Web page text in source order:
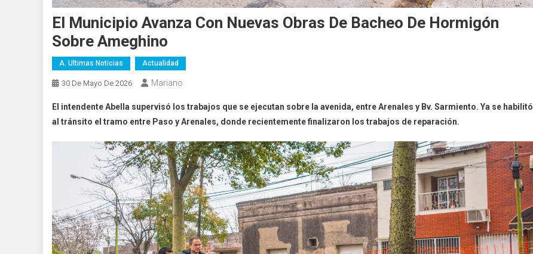
El Municipio Avanza Con Nuevas Obras De Bacheo De Hormigón
Sobre Ameghino
A. Ultimas Noticias Actualidad
30 De Mayo De 2026 Mariano
El intendente Abella supervisó los trabajos que se ejecutan sobre la avenida, entre Arenales y Bv. Sarmiento. Ya se habilitó
al tránsito el tramo entre Paso y Arenales, donde recientemente finalizaron los trabajos de reparación.